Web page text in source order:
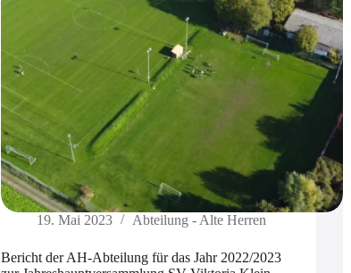
19. Mai 2023 Abteilung - Alte Herren
Bericht der AH-Abteilung für das Jahr 2022/2023